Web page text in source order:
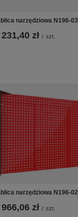
narzędziowa N196-03
zł / szt.
narzędziowa N196-02
zł / szt.